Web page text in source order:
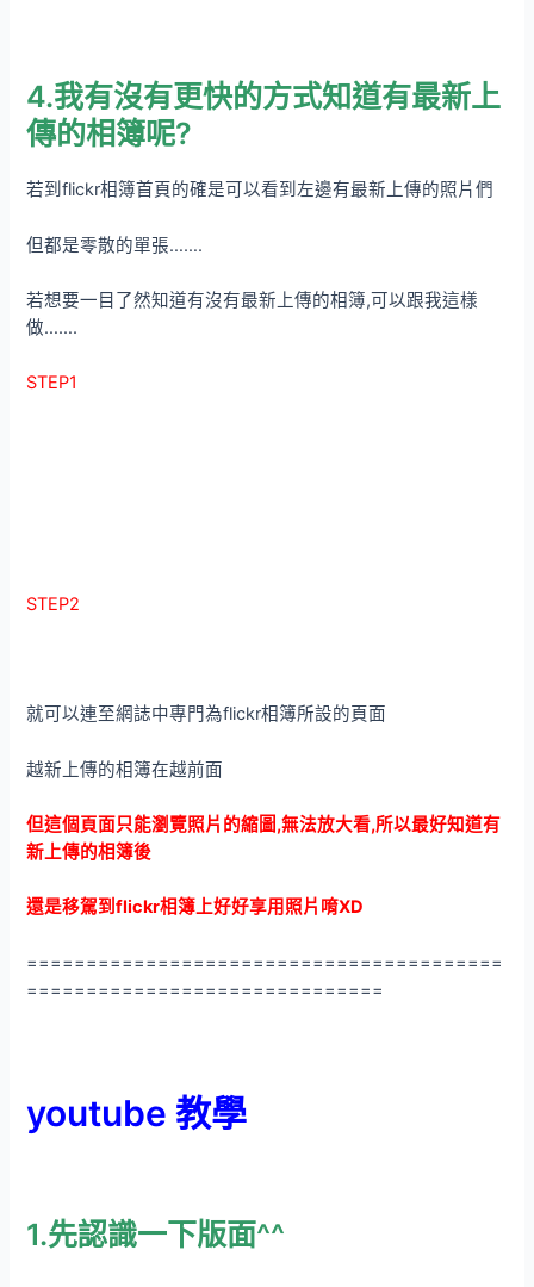
4.我有沒有更快的方式知道有最新上
傳的相簿呢?
若到flickr相簿首頁的確是可以看到左邊有最新上傳的照片們
但都是零散的單張…….
若想要一目了然知道有沒有最新上傳的相簿,可以跟我這樣
做…….
STEP1
STEP2
就可以連至網誌中專門為flickr相簿所設的頁面
越新上傳的相簿在越前面
但這個頁面只能瀏覽照片的縮圖,無法放大看,所以最好知道有
新上傳的相簿後
還是移駕到flickr相簿上好好享用照片唷XD
========================================
==============================
youtube 教學
1.先認識一下版面^^